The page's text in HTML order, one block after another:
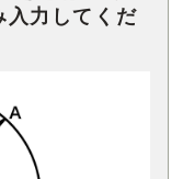
入力してくだ